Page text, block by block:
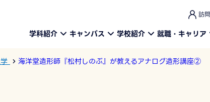
このページの
訪
学科紹介 キャンパス 学校紹介 就職・キャリア
海洋堂造形師『松村しのぶ』が教えるアナログ造形講座②